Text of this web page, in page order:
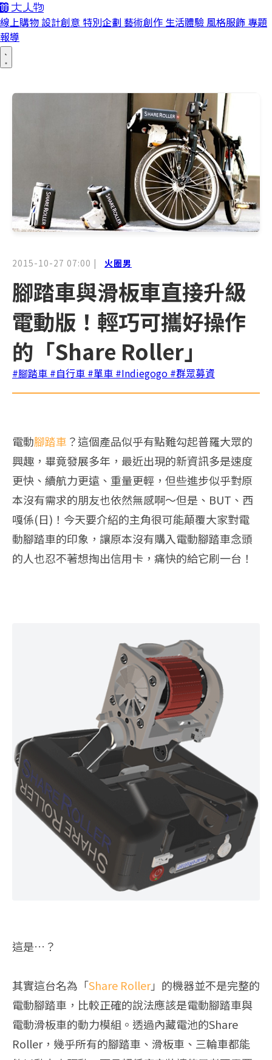
線上購物 設計創意 特別企劃 藝術創作 生活體驗 風格服飾 專題
報導
2015-10-27 07:00 | 火圈男
腳踏車與滑板車直接升級
電動版！輕巧可攜好操作
的「Share Roller」
#腳踏車 #自行車 #單車 #Indiegogo #群眾募資
電動腳踏車 ？這個產品似乎有點難勾起普羅大眾的
興趣，畢竟發展多年，最近出現的新資訊多是速度
更快、續航力更遠、重量更輕，但些進步似乎對原
本沒有需求的朋友也依然無感啊～但是、BUT、西
嘎係(日)！今天要介紹的主角很可能顛覆大家對電
動腳踏車的印象，讓原本沒有購入電動腳踏車念頭
的人也忍不著想掏出信用卡，痛快的給它刷一台！
這是…？
其實這台名為「Share Roller」的機器並不是完整的
電動腳踏車，比較正確的說法應該是電動腳踏車與
電動滑板車的動力模組。透過內藏電池的Share
Roller，幾乎所有的腳踏車、滑板車、三輪車都能